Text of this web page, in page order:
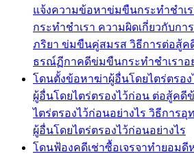
แจ้งความข้อหาข่มขืนกระทำชำเ
กระทำชำเรา ความผิดเกี่ยวกับก
ภริยา ข่มขืนคู่สมรส วิธีการต่อสู้
ธรณ์ฏีกาคดีข่มขืนกระทำชำเราอ
โดนตั้งข้อหาฆ่าผู้อื่นโดยไตร่ตรอง
ผู้อื่นโดยไตร่ตรองไว้ก่อน ต่อสู้คดี
ไตร่ตรองไว้ก่อนอย่างไร วิธีการ
ผู้อื่นโดยไตร่ตรองไว้ก่อนอย่างไร
โดนฟ้องคดีเช่าซื้อเจรจาทำยอม